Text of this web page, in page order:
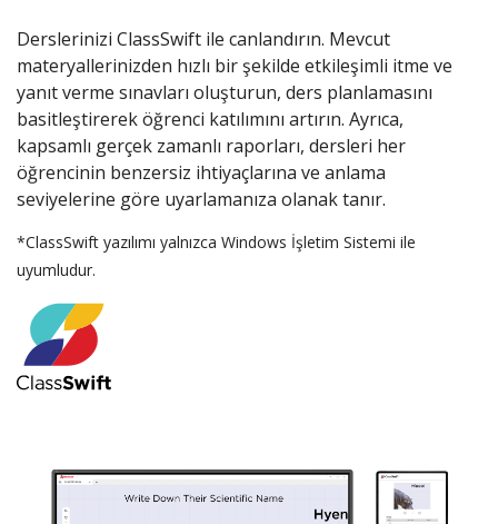
Derslerinizi ClassSwift ile canlandırın. Mevcut
materyallerinizden hızlı bir şekilde etkileşimli itme ve
yanıt verme sınavları oluşturun, ders planlamasını
basitleştirerek öğrenci katılımını artırın. Ayrıca,
kapsamlı gerçek zamanlı raporları, dersleri her
öğrencinin benzersiz ihtiyaçlarına ve anlama
seviyelerine göre uyarlamanıza olanak tanır.
*ClassSwift yazılımı yalnızca Windows İşletim Sistemi ile
uyumludur.